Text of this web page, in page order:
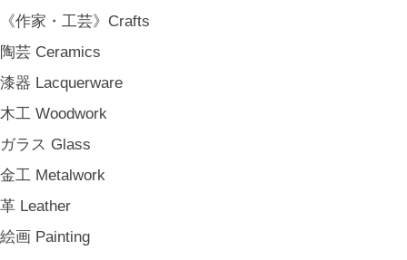
《作家・工芸》Crafts
陶芸 Ceramics
漆器 Lacquerware
木工 Woodwork
ガラス Glass
金工 Metalwork
革 Leather
絵画 Painting
アンティークのもの Vintage & Antiques
《台所》Kitchen
家事問屋 Kajidonya
松野屋 Matsunoya
その他 e.t.c
《雑貨》Living goods
インテリア Interior
アンティークのもの Vintage & Antiques